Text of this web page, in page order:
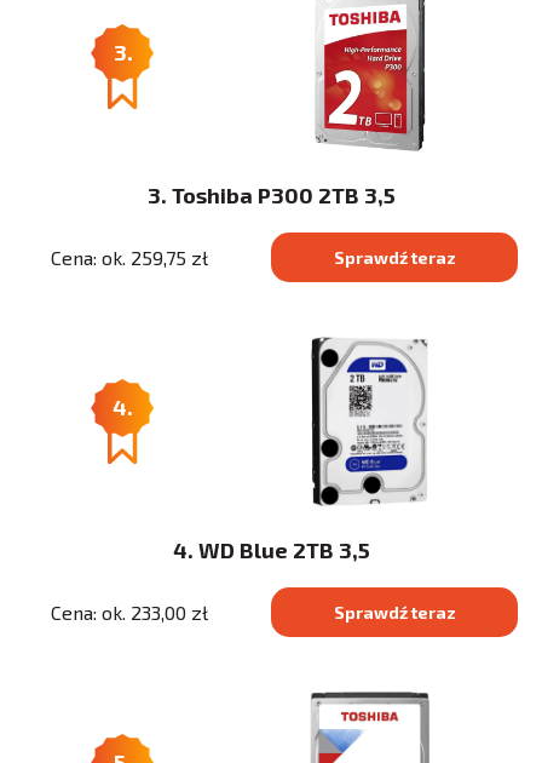
3.
3. Toshiba P300 2TB 3,5
Cena: ok. 259,75 zł Sprawdź teraz
4.
4. WD Blue 2TB 3,5
Cena: ok. 233,00 zł Sprawdź teraz